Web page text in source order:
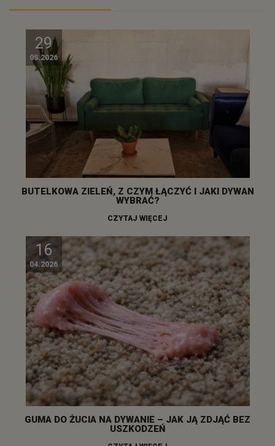
29
05.2026
BUTELKOWA ZIELEŃ, Z CZYM ŁĄCZYĆ I JAKI DYWAN
WYBRAĆ?
CZYTAJ WIĘCEJ
16
04.2026
GUMA DO ŻUCIA NA DYWANIE – JAK JĄ ZDJĄĆ BEZ
USZKODZEŃ